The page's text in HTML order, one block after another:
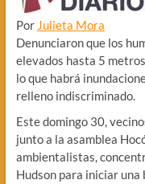
Por Julieta Mora
Denunciaron que los
elevados hasta 5
lo que habrá
relleno indiscriminado.
Este domingo 30,
junto a la asamblea
ambientalistas,
Hudson para iniciar